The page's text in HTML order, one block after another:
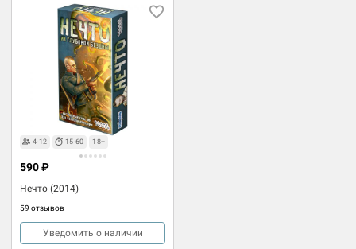
4-12 15-60 18+
Нечто (2014)
59 отзывов
590 ₽
Уведомить о наличии